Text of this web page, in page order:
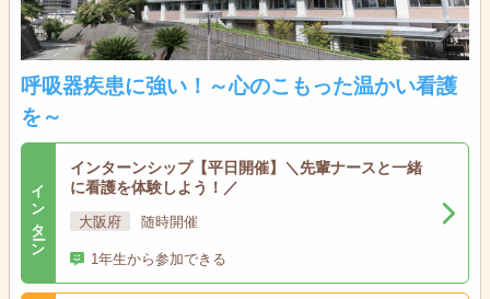
呼吸器疾患に強い！～心のこもった温かい看護
を～
インターン
インターンシップ【平日開催】＼先輩ナースと一緒
に看護を体験しよう！／
大阪府 随時開催
1年生から参加できる